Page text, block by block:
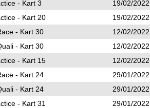
- Kart 3
19/02/
- Kart 20
19/02/
- Kart 30
12/02/
- Kart 30
12/02/
- Kart 15
12/02/
- Kart 24
29/01/
- Kart 24
29/01/
- Kart 31
29/01/